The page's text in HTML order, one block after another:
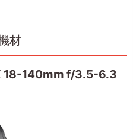
材
18-140mm f/3.5-6.3